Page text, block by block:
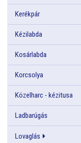
Kerékpár
Kézilabda
Kosárlabda
Korcsolya
Közelharc - kézitusa
Ladbarúgás
Lovaglás